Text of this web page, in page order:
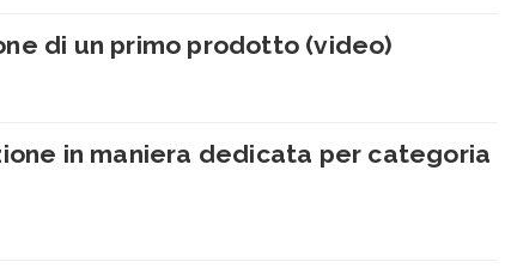
di un primo prodotto (video)
in maniera dedicata per categoria